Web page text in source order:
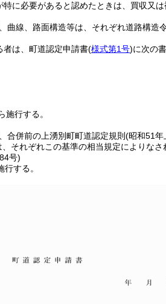
に必要があると認めたときは、買収又は
曲線、路面構造等は、それぞれ道路構造
者は、町道認定申請書(様式第1号)に次の
施行する。
合併前の上湧別町町道認定規則 (昭和51年
それぞれこの基準の相当規定によりなさ
号)
する。